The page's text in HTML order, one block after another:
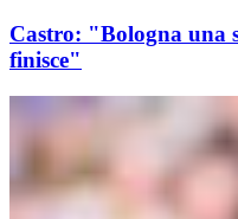
Castro: "Bologna una
finisce"